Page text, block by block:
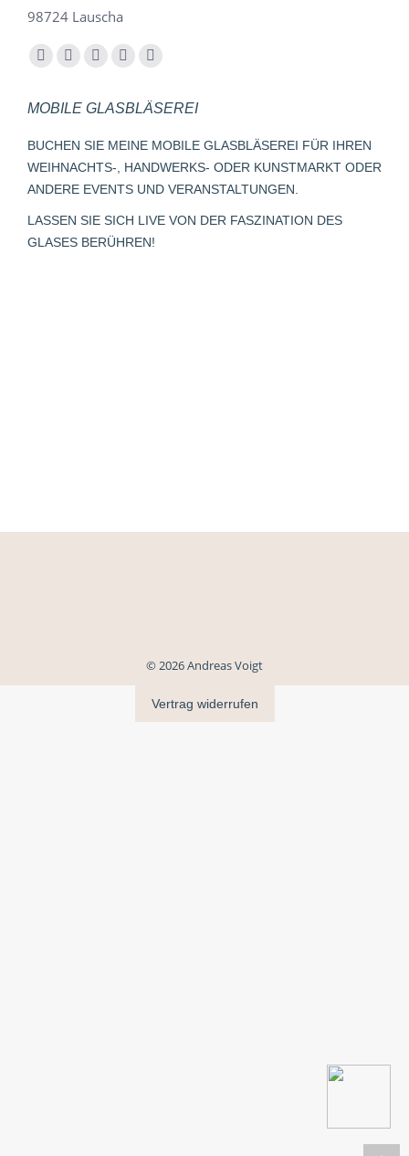
98724 Lauscha
Finden Sie uns auf:
Facebook
opens
in
new
window
YouTube
opens
in
new
window
Instagram
opens
in
new
window
E-
page
opens
in
new
Whatsapp
opens
in
new
window
MOBILE GLASBLÄSEREI
BUCHEN SIE MEINE MOBILE GLASBLÄSEREI FÜR IHREN
WEIHNACHTS-, HANDWERKS- ODER KUNSTMARKT ODER
ANDERE EVENTS UND VERANSTALTUNGEN.
LASSEN SIE SICH LIVE VON DER FASZINATION DES
GLASES BERÜHREN!
© 2026 Andreas Voigt
Vertrag widerrufen